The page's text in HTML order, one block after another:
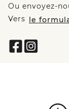
Ou envoyez-
Vers le